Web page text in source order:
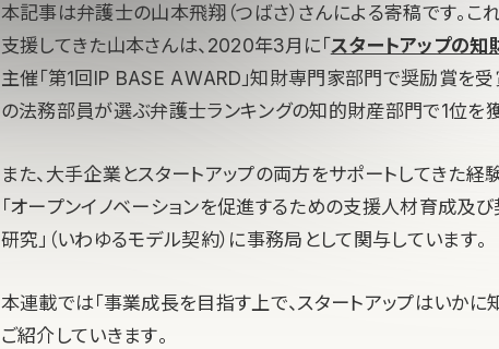
本記事は弁護士の山本飛翔（つばさ）さんによる寄稿です。こ
支援してきた山本さんは、2020年3月に「スタートアップの知
主催「第1回IP BASE AWARD」知財専門家部門で奨励賞を
の法務部員が選ぶ弁護士ランキングの知的財産部門で1位を獲
また、大手企業とスタートアップの両方をサポートしてきた経
「オープンイノベーションを促進するための支援人材育成及
研究」（いわゆるモデル契約）に事務局として関与しています。
本連載では「事業成長を目指す上で、スタートアップはいかに
ご紹介していきます。